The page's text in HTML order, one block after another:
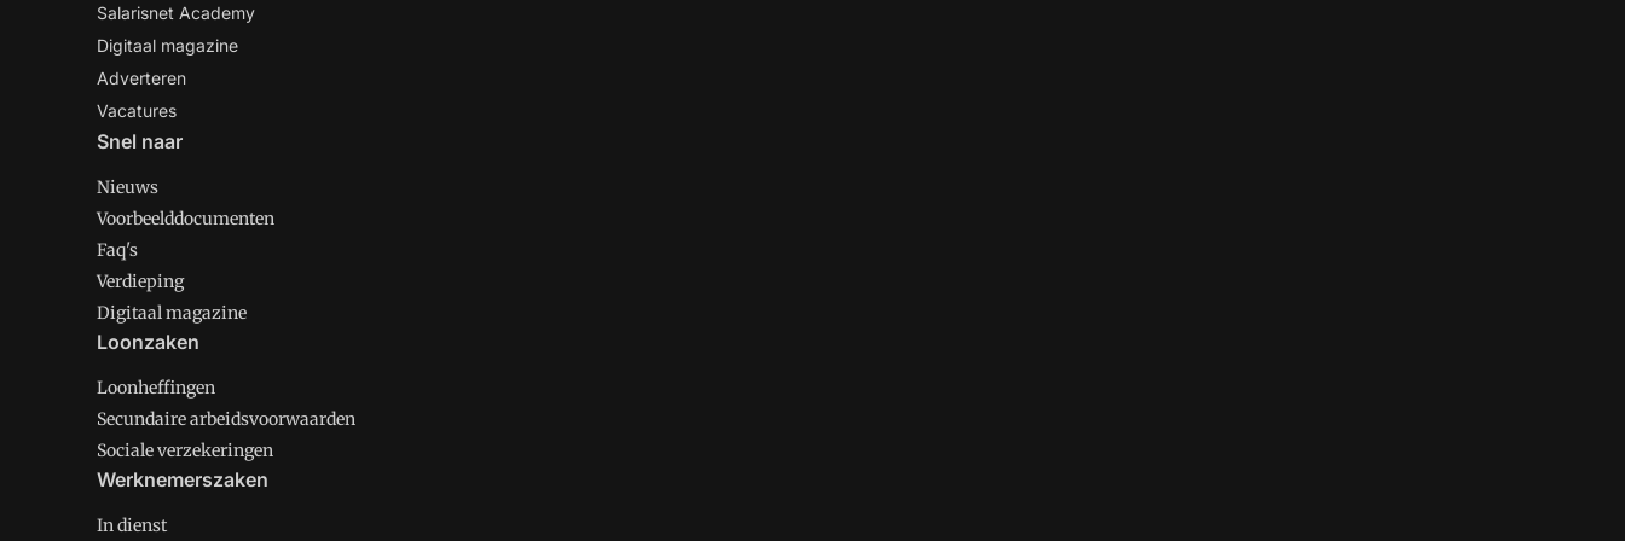
Salarisnet Academy
Digitaal magazine
Adverteren
Vacatures
Snel naar
Nieuws
Voorbeelddocumenten
Faq's
Verdieping
Digitaal magazine
Loonzaken
Loonheffingen
Secundaire arbeidsvoorwaarden
Sociale verzekeringen
Werknemerszaken
In dienst